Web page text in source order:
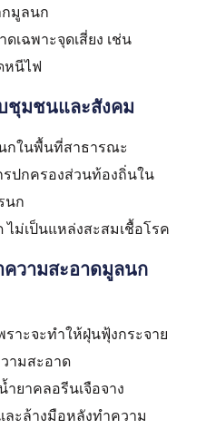
กมูลนก
เฉพาะจุดเสี่ยง เช่น
หนีไฟ
ชุมชนและสังคม
กในพื้นที่สาธารณะ
ปกครองส่วนท้องถิ่นใน
นก
ม่เป็นแหล่งสะสมเชื้อโรค
ความสะอาดมูลนก
าะจะทำให้ฝุ่นฟุ้งกระจาย
ามสะอาด
ยาคลอรีนเจือจาง
ะล้างมือหลังทำความ